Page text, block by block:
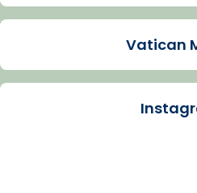
Imatge: Generada amb
View on Facebook · Share
Arquebisbat de
Vatican